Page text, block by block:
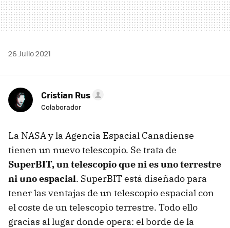
26 Julio 2021
Cristian Rus
Colaborador
La NASA y la Agencia Espacial Canadiense
tienen un nuevo telescopio. Se trata de
SuperBIT, un telescopio que ni es uno terrestre
ni uno espacial. SuperBIT está diseñado para
tener las ventajas de un telescopio espacial con
el coste de un telescopio terrestre. Todo ello
gracias al lugar donde opera: el borde de la